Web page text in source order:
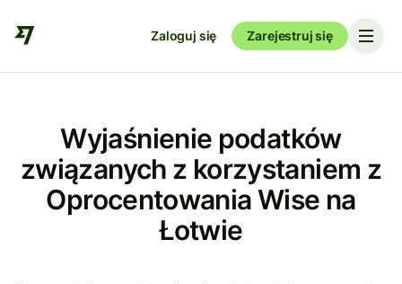
Zaloguj się Zarejestruj się
Wyjaśnienie podatków
związanych z korzystaniem z
Oprocentowania Wise na
Łotwie